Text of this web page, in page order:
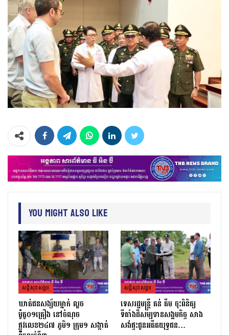
You Might Also Like
សន្តិសុខសង្គម
ឃាត់ជនសង្ស័យម្នាក់ លួច
ម៉ូតូ០១គ្រឿង នៅចំណុច
ផ្លូវលេខ២៤៧ ភូមិ១ ក្រុម១ សង្កាត់
សន្តិសុខសង្គម
ទេសរដ្ឋមន្រ្តី គន់ គីម ចុះពិនិត្យ
ទីតាំងដីសម្បទានសង្គមកិច្ច សាង
សង់ផ្ទះជូនអតីតយុទ្ធជន…